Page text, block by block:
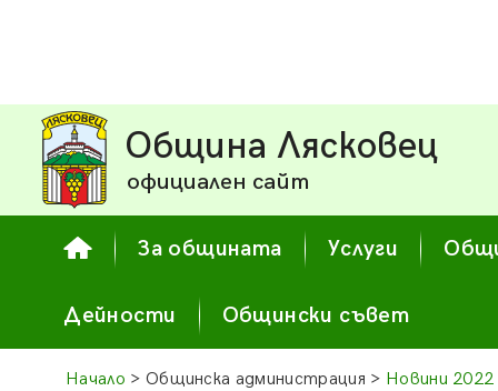
Община Лясковец
официален сайт
За общината Услуги
Дейности Общински съвет
Начало > Общинска администрация > Новини 2022